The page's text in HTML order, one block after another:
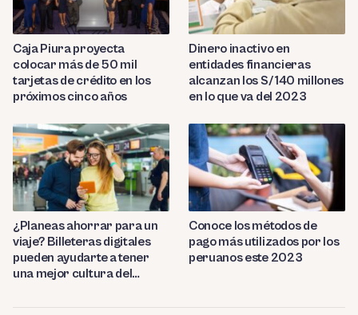
Caja Piura proyecta
colocar más de 50 mil
tarjetas de crédito en los
próximos cinco años
Dinero inactivo en
entidades financieras
alcanzan los S/ 140 millones
en lo que va del 2023
¿Planeas ahorrar para un
viaje? Billeteras digitales
pueden ayudarte a tener
una mejor cultura del
Conoce los métodos de
pago más utilizados por los
peruanos este 2023